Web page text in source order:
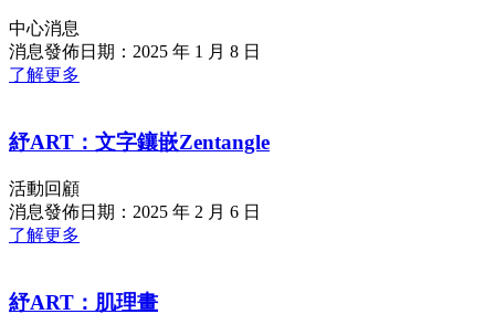
中心消息
消息發佈日期：2025 年 1 月 8 日
了解更多
紓ART：文字鑲嵌Zentangle
活動回顧
消息發佈日期：2025 年 2 月 6 日
了解更多
紓ART：肌理畫